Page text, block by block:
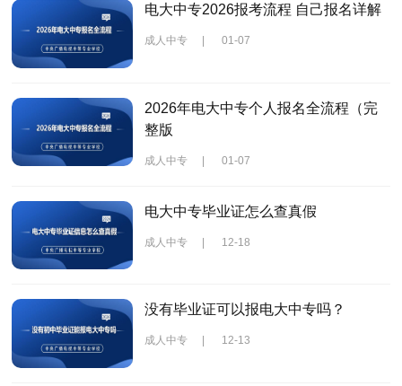
电大中专2026报考流程 自己报名详解
成人中专 | 01-07
2026年电大中专个人报名全流程（完
整版
成人中专 | 01-07
电大中专毕业证怎么查真假
成人中专 | 12-18
没有毕业证可以报电大中专吗？
成人中专 12-13